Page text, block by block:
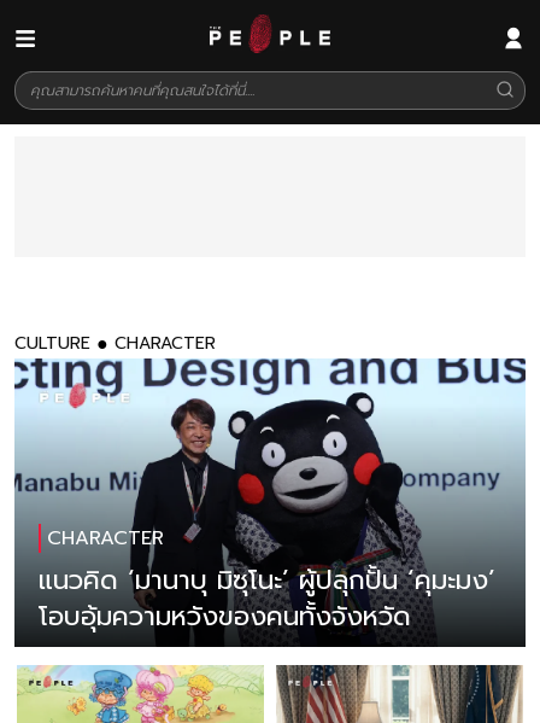
CULTURE CHARACTER
CHARACTER
แนวคิด ‘มานาบุ มิซุโนะ’ ผู้ปลุกปั้น ‘คุมะมง’
โอบอุ้มความหวังของคนทั้งจังหวัด